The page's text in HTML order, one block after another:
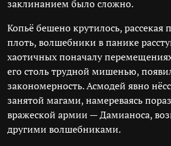
заклинанием было сложно.
Копьё бешено крутилось, рассекая
плоть, волшебники в панике
хаотичных поначалу
его столь трудной мишенью,
закономерность. Асмодей явно
занятой магами, намереваясь
вражеской армии — Дамианоса,
другими волшебниками.